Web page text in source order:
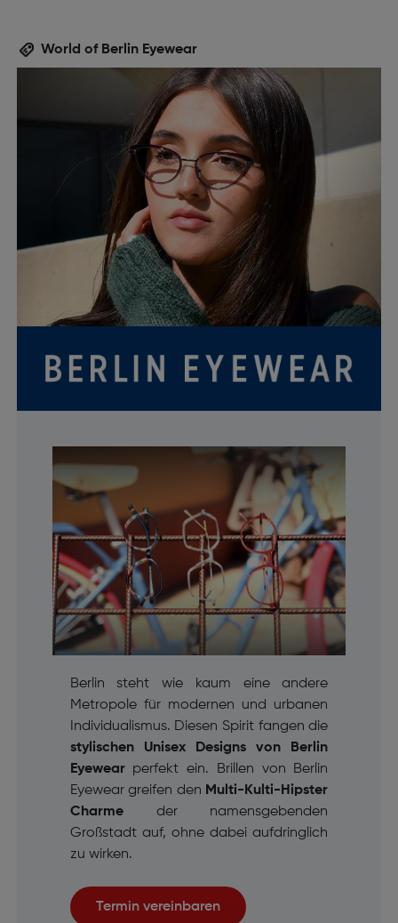
World of Berlin Eyewear
Berlin steht wie kaum eine andere
Metropole für modernen und urbanen
Individualismus. Diesen Spirit fangen die
stylischen Unisex Designs von Berlin
Eyewearperfekt ein. Brillen von Berlin
Eyewear greifen den Multi-Kulti-Hipster
Charmeder namensgebenden
Großstadt auf, ohne dabei aufdringlich
zu wirken.
Termin vereinbaren